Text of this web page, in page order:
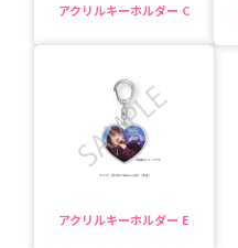
アクリルキーホルダー C
アクリルキーホルダー E